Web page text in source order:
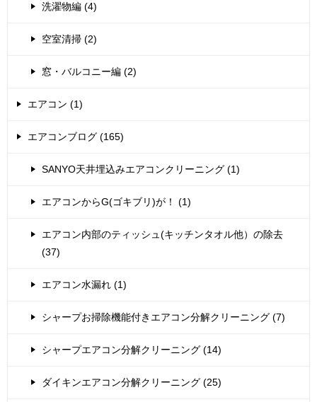
洗濯物編 (4)
空室清掃 (2)
窓・バルコニー編 (2)
エアコン (1)
エアコンブログ (165)
SANYO天井埋込みエアコンクリーニング (1)
エアコンからG(ゴキブリ)が！ (1)
エアコン内部のティッシュ(キッチンタオル他）の除去
(37)
エアコン水漏れ (1)
シャープお掃除機能付きエアコン分解クリーニング (7)
シャープエアコン分解クリーニング (14)
ダイキンエアコン分解クリーニング (25)